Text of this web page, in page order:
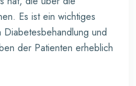
Es ist ein wichtiges
und
der Patienten erheblich